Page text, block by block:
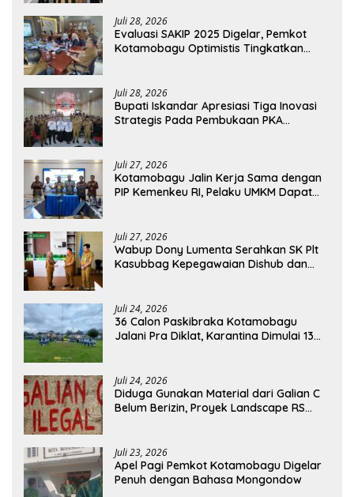
Juli 28, 2026
Evaluasi SAKIP 2025 Digelar, Pemkot
Kotamobagu Optimistis Tingkatkan
Juli 28, 2026
Bupati Iskandar Apresiasi Tiga Inovasi
Strategis Pada Pembukaan PKA
Juli 27, 2026
Kotamobagu Jalin Kerja Sama dengan
PIP Kemenkeu RI, Pelaku UMKM Dapat
Juli 27, 2026
Wabup Dony Lumenta Serahkan SK Plt
Kasubbag Kepegawaian Dishub dan
Juli 24, 2026
36 Calon Paskibraka Kotamobagu
Jalani Pra Diklat, Karantina Dimulai 13
Juli 24, 2026
Diduga Gunakan Material dari Galian C
Belum Berizin, Proyek Landscape RS
Juli 23, 2026
Apel Pagi Pemkot Kotamobagu Digelar
Penuh dengan Bahasa Mongondow